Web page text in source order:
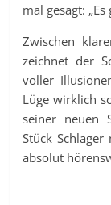
mal gesagt:
Zwischen
zeichnet der
voller
Lüge wirklich
seiner neuen
Stück
absolut